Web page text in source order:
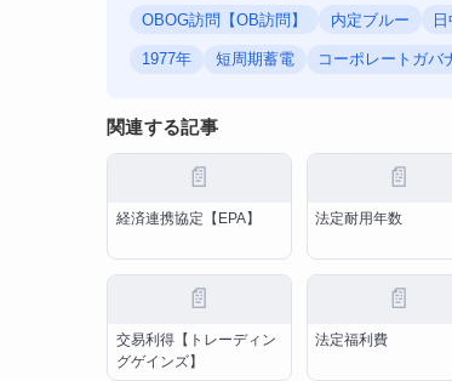
OBOG訪問【OB訪問】 内定ブルー
1977年 短周期蓄電 コーポレートガバ
関連する記事
📄
経済連携協定【EPA】
📄
法定耐用年数
📄
交易利得【トレーディン
グゲインズ】
📄
法定福利費